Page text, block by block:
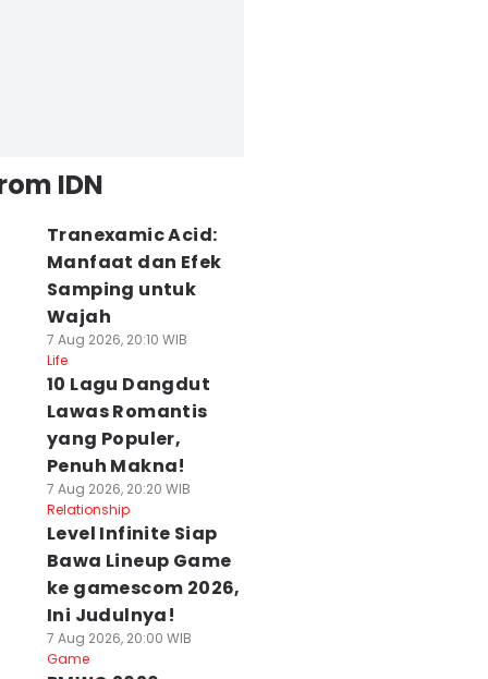
IDN
Tranexamic Acid:
Manfaat dan Efek
Samping untuk
Wajah
7 Aug 2026, 20:10 WIB
Life
10 Lagu Dangdut
Lawas Romantis
yang Populer,
Penuh Makna!
7 Aug 2026, 20:20 WIB
Relationship
Level Infinite Siap
Bawa Lineup Game
ke gamescom 2026,
Ini Judulnya!
7 Aug 2026, 20:00 WIB
Game